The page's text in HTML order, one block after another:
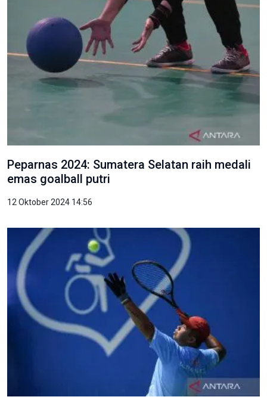
Peparnas 2024: Sumatera Selatan raih medali
emas goalball putri
12 Oktober 2024 14:56